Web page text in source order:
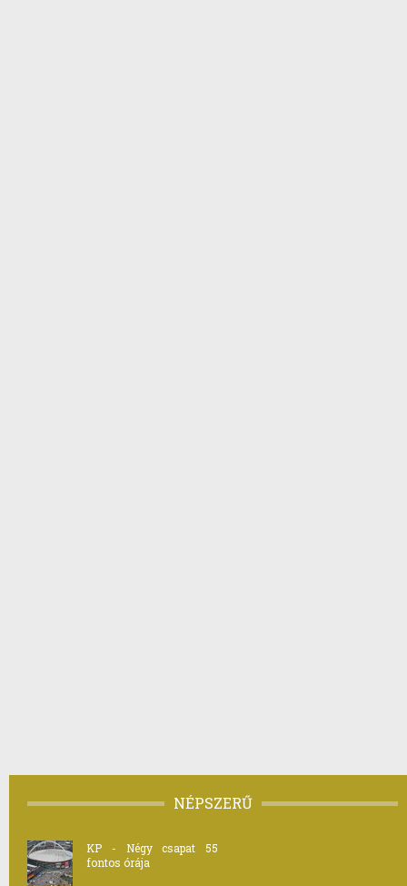
NÉPSZERŰ
KP - Négy csapat 55
fontos órája